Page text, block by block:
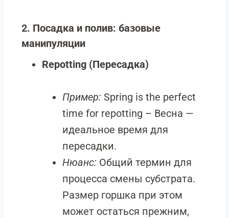
2. Посадка и полив: базовые
манипуляции
Repotting (Пересадка)
Пример: Spring is the perfect
time for repotting – Весна —
идеальное время для
пересадки.
Нюанс: Общий термин для
процесса смены субстрата.
Размер горшка при этом
может остаться прежним,